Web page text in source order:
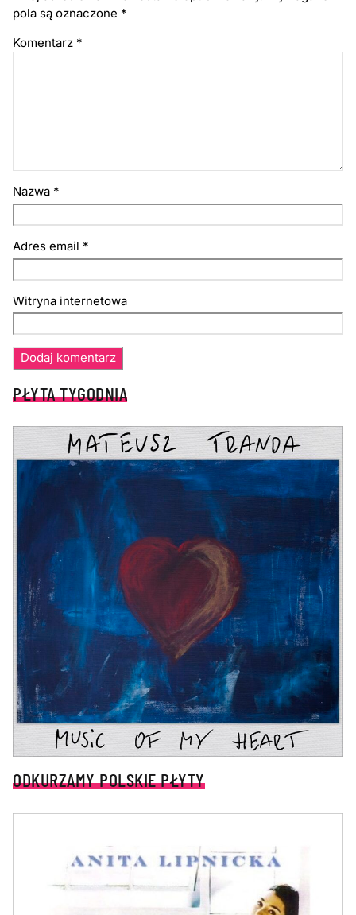
pola są oznaczone *
Komentarz *
Nazwa *
Adres email *
Witryna internetowa
PŁYTA TYGODNIA
ODKURZAMY POLSKIE PŁYTY